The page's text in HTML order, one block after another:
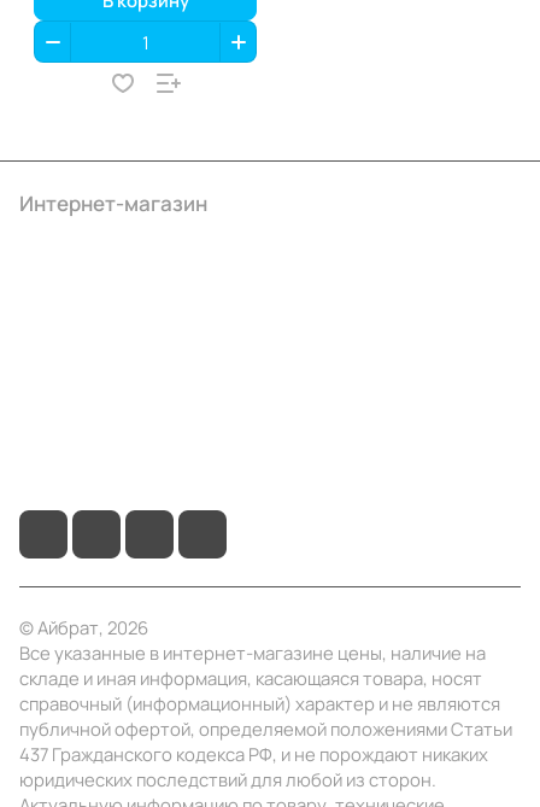
Интернет-магазин
© Айбрат, 2026
Все указанные в интернет-магазине цены, наличие на
складе и иная информация, касающаяся товара, носят
справочный (информационный) характер и не являются
публичной офертой, определяемой положениями Статьи
437 Гражданского кодекса РФ, и не порождают никаких
юридических последствий для любой из сторон.